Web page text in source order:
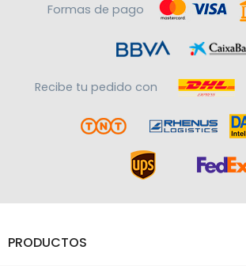
Formas de pago
Recibe tu pedido con
PRODUCTOS